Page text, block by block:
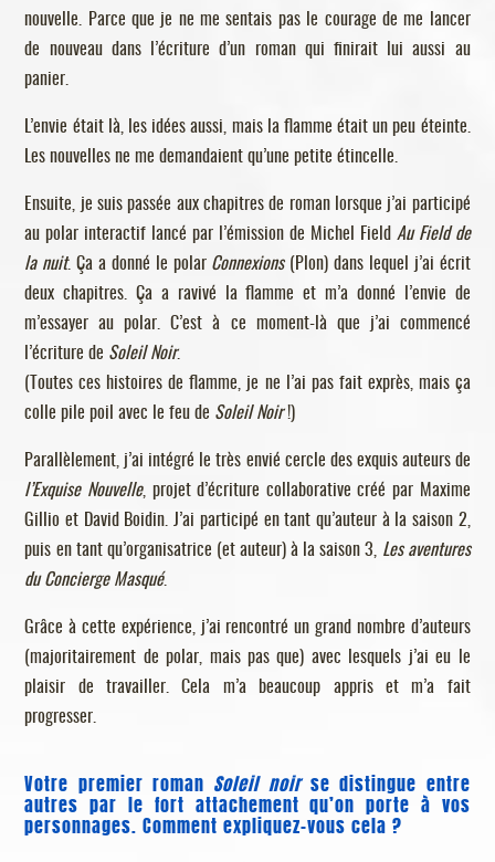
nouvelle. Parce que je ne me sentais pas le courage de me lancer
de nouveau dans l’écriture d’un roman qui finirait lui aussi au
panier.
L’envie était là, les idées aussi, mais la flamme était un peu éteinte.
Les nouvelles ne me demandaient qu’une petite étincelle.
Ensuite, je suis passée aux chapitres de roman lorsque j’ai participé
au polar interactif lancé par l’émission de Michel Field Au Field de
la nuit. Ça a donné le polar Connexions(Plon) dans lequel j’ai écrit
deux chapitres. Ça a ravivé la flamme et m’a donné l’envie de
m’essayer au polar. C’est à ce moment-là que j’ai commencé
l’écriture de Soleil Noir.
(Toutes ces histoires de flamme, je ne l’ai pas fait exprès, mais ça
colle pile poil avec le feu de Soleil Noir!)
Parallèlement, j’ai intégré le très envié cercle des exquis auteurs de
l’Exquise Nouvelle, projet d’écriture collaborative créé par Maxime
Gillio et David Boidin. J’ai participé en tant qu’auteur à la saison 2,
puis en tant qu’organisatrice (et auteur) à la saison 3, Les aventures
du Concierge Masqué.
Grâce à cette expérience, j’ai rencontré un grand nombre d’auteurs
(majoritairement de polar, mais pas que) avec lesquels j’ai eu le
plaisir de travailler. Cela m’a beaucoup appris et m’a fait
progresser.
Votre premier roman Soleil noirse distingue entre
autres par le fort attachement qu’on porte à vos
personnages. Comment expliquez-vous cela ?